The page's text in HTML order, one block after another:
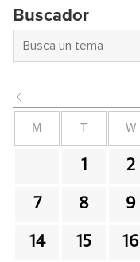
Buscador
M W
1 2
7 8 9
14 15 16